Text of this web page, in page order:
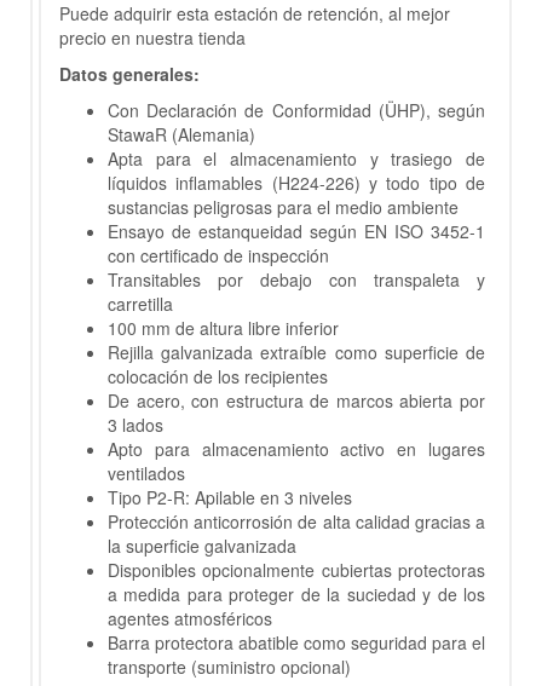
Puede adquirir esta estación de retención, al mejor
precio en nuestra tienda
Datos generales:
Con Declaración de Conformidad (ÜHP), según
StawaR (Alemania)
Apta para el almacenamiento y trasiego de
líquidos inflamables (H224-226) y todo tipo de
sustancias peligrosas para el medio ambiente
Ensayo de estanqueidad según EN ISO 3452-1
con certificado de inspección
Transitables por debajo con transpaleta y
carretilla
100 mm de altura libre inferior
Rejilla galvanizada extraíble como superficie de
colocación de los recipientes
De acero, con estructura de marcos abierta por
3 lados
Apto para almacenamiento activo en lugares
ventilados
Tipo P2-R: Apilable en 3 niveles
Protección anticorrosión de alta calidad gracias a
la superficie galvanizada
Disponibles opcionalmente cubiertas protectoras
a medida para proteger de la suciedad y de los
agentes atmosféricos
Barra protectora abatible como seguridad para el
transporte (suministro opcional)